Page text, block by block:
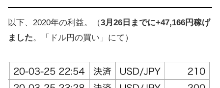
以下、2020年の利益。（3月26日までに+47,166円稼げ
ました。「ドル円の買い」にて）